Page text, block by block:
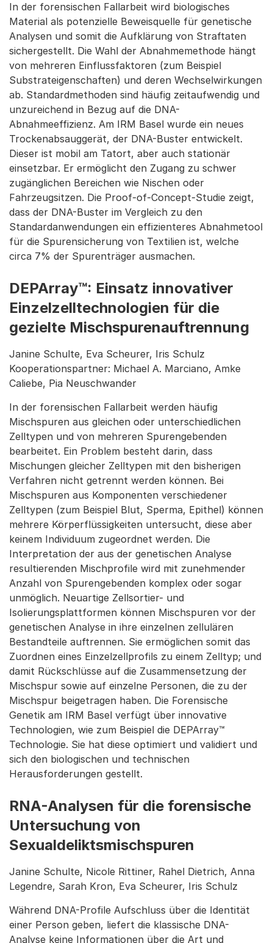
In der forensischen Fallarbeit wird biologisches
Material als potenzielle Beweisquelle für genetische
Analysen und somit die Aufklärung von Straftaten
sichergestellt. Die Wahl der Abnahmemethode hängt
von mehreren Einflussfaktoren (zum Beispiel
Substrateigenschaften) und deren Wechselwirkungen
ab. Standardmethoden sind häufig zeitaufwendig und
unzureichend in Bezug auf die DNA-
Abnahmeeffizienz. Am IRM Basel wurde ein neues
Trockenabsauggerät, der DNA-Buster entwickelt.
Dieser ist mobil am Tatort, aber auch stationär
einsetzbar. Er ermöglicht den Zugang zu schwer
zugänglichen Bereichen wie Nischen oder
Fahrzeugsitzen. Die Proof-of-Concept-Studie zeigt,
dass der DNA-Buster im Vergleich zu den
Standardanwendungen ein effizienteres Abnahmetool
für die Spurensicherung von Textilien ist, welche
circa 7% der Spurenträger ausmachen.
DEPArray™: Einsatz innovativer
Einzelzelltechnologien für die
gezielte Mischspurenauftrennung
Janine Schulte, Eva Scheurer, Iris Schulz
Kooperationspartner: Michael A. Marciano, Amke
Caliebe, Pia Neuschwander
In der forensischen Fallarbeit werden häufig
Mischspuren aus gleichen oder unterschiedlichen
Zelltypen und von mehreren Spurengebenden
bearbeitet. Ein Problem besteht darin, dass
Mischungen gleicher Zelltypen mit den bisherigen
Verfahren nicht getrennt werden können. Bei
Mischspuren aus Komponenten verschiedener
Zelltypen (zum Beispiel Blut, Sperma, Epithel) können
mehrere Körperflüssigkeiten untersucht, diese aber
keinem Individuum zugeordnet werden. Die
Interpretation der aus der genetischen Analyse
resultierenden Mischprofile wird mit zunehmender
Anzahl von Spurengebenden komplex oder sogar
unmöglich. Neuartige Zellsortier- und
Isolierungsplattformen können Mischspuren vor der
genetischen Analyse in ihre einzelnen zellulären
Bestandteile auftrennen. Sie ermöglichen somit das
Zuordnen eines Einzelzellprofils zu einem Zelltyp; und
damit Rückschlüsse auf die Zusammensetzung der
Mischspur sowie auf einzelne Personen, die zu der
Mischspur beigetragen haben. Die Forensische
Genetik am IRM Basel verfügt über innovative
Technologien, wie zum Beispiel die DEPArray™
Technologie. Sie hat diese optimiert und validiert und
sich den biologischen und technischen
Herausforderungen gestellt.
RNA-Analysen für die forensische
Untersuchung von
Sexualdeliktsmischspuren
Janine Schulte, Nicole Rittiner, Rahel Dietrich, Anna
Legendre, Sarah Kron, Eva Scheurer, Iris Schulz
Während DNA-Profile Aufschluss über die Identität
einer Person geben, liefert die klassische DNA-
Analyse keine Informationen über die Art und